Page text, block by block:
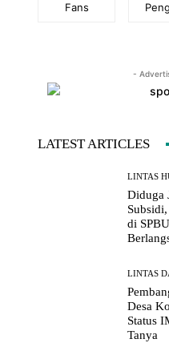
Fans
-
LATEST ARTICLES
LINTAS
Diduga
di
LINTAS
Desa
Status
Tanya